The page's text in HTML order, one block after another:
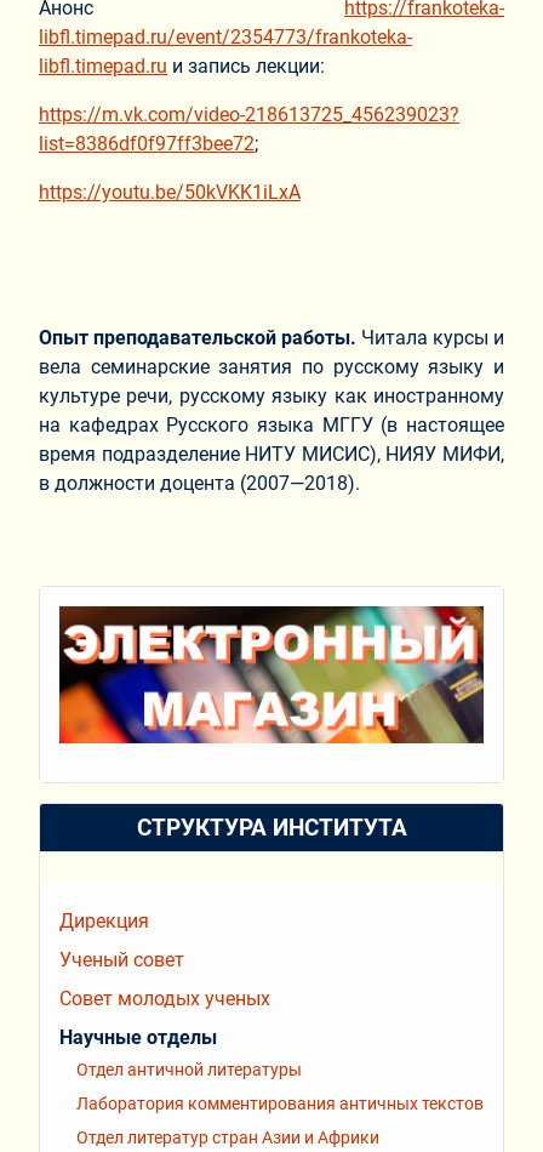
Анонс
https://frankoteka-
libfl.timepad.ru/event/2354773/frankoteka-
libfl.timepad.ru и запись лекции:
https://m.vk.com/video-218613725_456239023?
list=8386df0f97ff3bee72;
https://youtu.be/50kVKK1iLxA
Опыт преподавательской работы. Читала курсы и
вела семинарские занятия по русскому языку и
культуре речи, русскому языку как иностранному
на кафедрах Русского языка МГГУ (в настоящее
время подразделение НИТУ МИСИС), НИЯУ МИФИ,
в должности доцента (2007—2018).
СТРУКТУРА ИНСТИТУТА
Дирекция
Ученый совет
Совет молодых ученых
Научные отделы
Отдел античной литературы
Лаборатория комментирования античных текстов
Отдел литератур стран Азии и Африки